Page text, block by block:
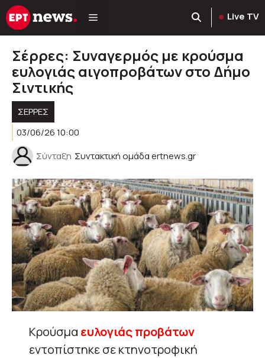
Μετάβαση
σε
Live TV
Σέρρες: Συναγερμός με κρούσμα
ευλογιάς αιγοπροβάτων στο Δήμο
Σιντικής
ΣΕΡΡΕΣ
03/06/26 10:00
Σύνταξη Συντακτική ομάδα ertnews.gr
Κρούσμα ευλογιάς προβάτων
εντοπίστηκε σε κτηνοτροφική